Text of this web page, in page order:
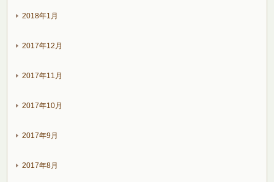
2018年1月
2017年12月
2017年11月
2017年10月
2017年9月
2017年8月